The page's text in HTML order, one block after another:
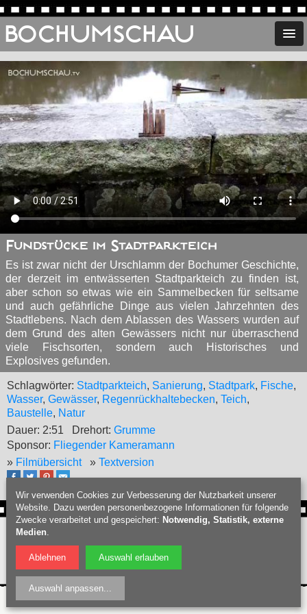
BOCHUMSCHAU
Fundstücke im Stadtparkteich
Es ist zwar nicht der Urschlamm der Bochumer Geschichte,
der derzeit im entwässerten Stadtparkteich zu finden ist,
aber schon so etwas wie ein Sammelbecken für seltsame
und auch gefährliche Dinge aus vielen Jahrzehnten des
Stadtlebens. Nach dem Ablassen des Wassers wurden auf
dem Grund des alten Gewässers nicht nur überraschend
viele Fischsorten, sondern auch Historisches und
Explosives gefunden.
Schlagwörter: Stadtparkteich, Sanierung, Stadtpark, Fische,
Wasser, Gewässer, Regenrückhaltebecken, Teich,
Baustelle, Natur
Dauer: 2:51
Drehort: Grumme
Sponsor: Fliegender Kameramann
» Filmübersicht » Textversion
Webdesign Bochum : PIXELHAUS®
Datenschutz
Nutzungsbedingungen |
Wir verwenden Cookies zur Verbesserung der Nutzbarkeit unserer
Website. Dazu werden personenbezogene Informationen für folgende
Zwecke verarbeitet und gespeichert: Notwendig, Statistik, externe
Medien.
Ablehnen Auswahl erlauben
Auswahl anpassen...